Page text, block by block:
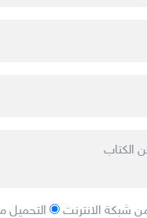
شبكة الانترنت التحميل